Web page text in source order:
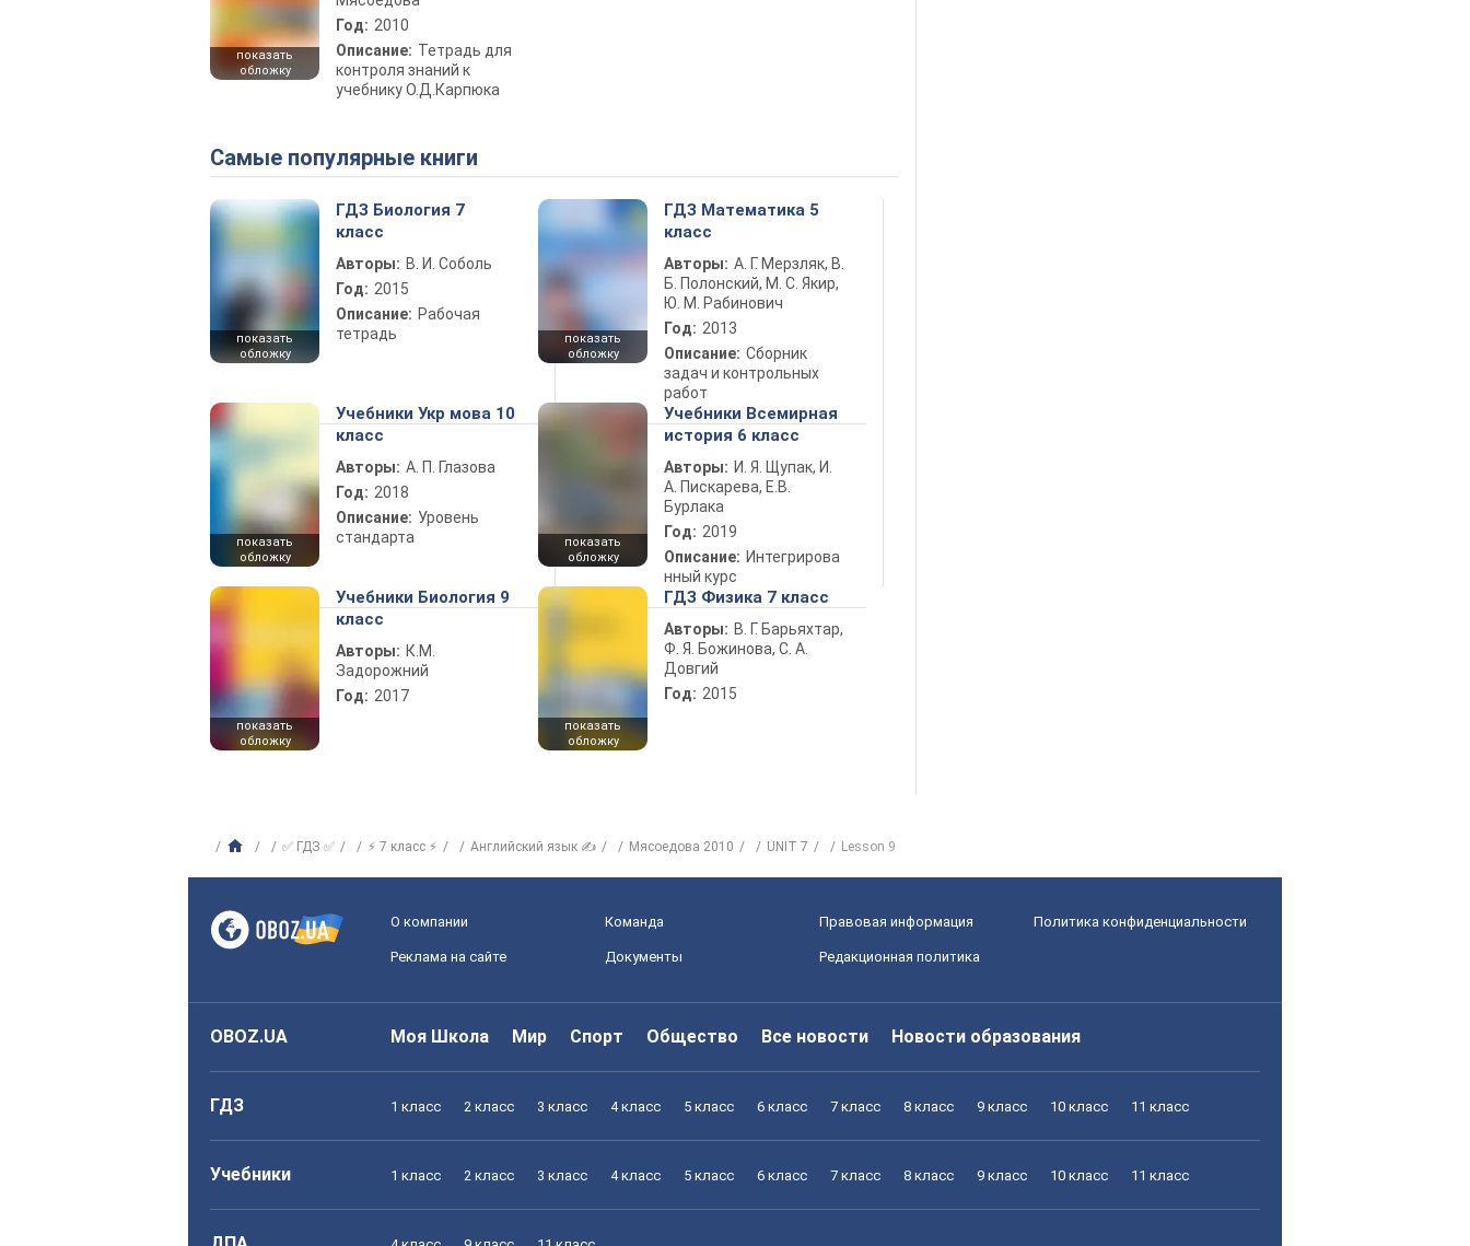
показать
обложку
Год: 2010
Описание: Тетрадь для
контроля знаний к
учебнику О.Д.Карпюка
Самые популярные книги
показать
обложку
ГДЗ Биология 7
класс
Авторы: В. И. Соболь
Год: 2015
Описание: Рабочая
тетрадь
показать
обложку
ГДЗ Математика 5
класс
Авторы: А. Г. Мерзляк, В.
Б. Полонский, М. С. Якир,
Ю. М. Рабинович
Год: 2013
Описание: Сборник
задач и контрольных
работ
показать
обложку
Учебники Укр мова 10
класс
Авторы: А. П. Глазова
Год: 2018
Описание: Уровень
стандарта
показать
обложку
Учебники Всемирная
история 6 класс
Авторы: И. Я. Щупак, И.
А. Пискарева, Е.В.
Бурлака
Год: 2019
Описание: Интегрирова
нный курс
показать
обложку
Учебники Биология 9
класс
Авторы: К.М.
Задорожний
Год: 2017
показать
обложку
ГДЗ Физика 7 класс
Авторы: В. Г. Барьяхтар,
Ф. Я. Божинова, С. А.
Довгий
Год: 2015
✅ ГДЗ ✅ ⚡ 7 класс ⚡ Английский язык ✍ Мясоедова 2010 UNIT 7 Lesson 9
О компании Команда Правовая информация Политика конфиденциальности
Реклама на сайте Документы Редакционная политика
OBOZ.UA Моя Школа Мир Спорт Общество Все новости Новости образования
ГДЗ 1 класс 2 класс 3 класс 4 класс 5 класс 6 класс 7 класс 8 класс 9 класс 10 класс 11 класс
Учебники 1 класс 2 класс 3 класс 4 класс 5 класс 6 класс 7 класс 8 класс 9 класс 10 класс 11 класс